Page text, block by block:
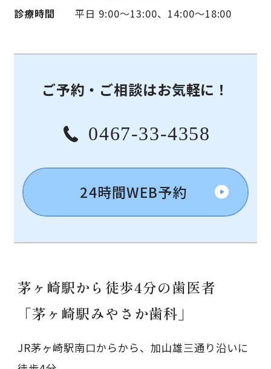
診療時間
平日 9:00〜13:00、14:00〜18:00
ご予約・ご相談はお気軽に！
0467-33-4358
24時間WEB予約
茅ヶ崎駅から徒歩4分の歯医者
「茅ヶ崎駅みやさか歯科」
JR茅ヶ崎駅南口からから、加山雄三通り沿いに